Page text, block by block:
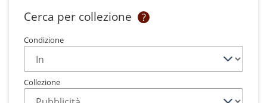
Cerca per collezione ?
Condizione
Collezione